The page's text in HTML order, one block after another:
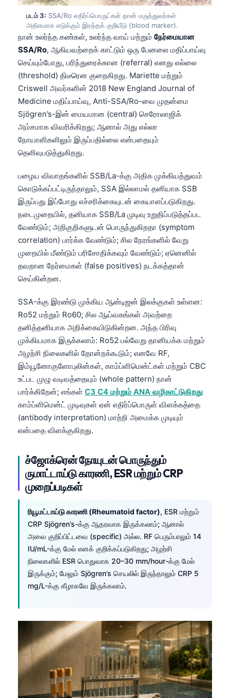
படம் 3: SSA/Ro எதிர்ப்பொருட்கள் தான் மருத்துவர்கள்
அதிகமாக எடுக்கும் இரத்தக் குறியீடு (blood marker).
நான் உலர்ந்த கண்கள், உலர்ந்த வாய் மற்றும் நேர்மையான
SSA/Ro, ஆகியவற்றைக் காட்டும் ஒரு பேனலை மதிப்பாய்வு
செய்யும்போது, பரிந்துரைக்கான (referral) எனது எல்லை
(threshold) திடீரென குறைகிறது. Mariette மற்றும்
Criswell அவர்களின் 2018 New England Journal of
Medicine மதிப்பாய்வு, Anti-SSA/Ro-வை முதன்மை
Sjögren’s-இன் மையமான (central) செரோலாஜிக்
அம்சமாக விவரிக்கிறது; ஆனால் அது எல்லா
நோயாளிகளிலும் இருப்பதில்லை என்பதையும்
தெளிவுபடுத்துகிறது.
பழைய விவாதங்களில் SSB/La-க்கு அதிக முக்கியத்துவம்
கொடுக்கப்பட்டிருந்தாலும், SSA இல்லாமல் தனியாக SSB
இருப்பது இப்போது எச்சரிக்கையுடன் கையாளப்படுகிறது.
நடைமுறையில், தனியாக SSB/La முடிவு உறுதிப்படுத்தப்பட
வேண்டும்; அறிகுறிகளுடன் பொருந்துகிறதா (symptom
correlation) பார்க்க வேண்டும்; சில நேரங்களில் வேறு
முறையில் மீண்டும் பரிசோதிக்கவும் வேண்டும்; ஏனெனில்
தவறான நேர்மைகள் (false positives) நடக்கத்தான்
செய்கின்றன.
SSA-க்கு இரண்டு முக்கிய ஆன்டிஜன் இலக்குகள் உள்ளன:
Ro52 மற்றும் Ro60; சில ஆய்வகங்கள் அவற்றை
தனித்தனியாக அறிக்கையிடுகின்றன. அந்த பிரிவு
முக்கியமாக இருக்கலாம்: Ro52 பல்வேறு தானியக்க மற்றும்
அழற்சி நிலைகளில் தோன்றக்கூடும்; எனவே RF,
இம்யூனோகுளோபுலின்கள், காம்ப்ளிமென்ட்கள் மற்றும் CBC
உட்பட முழு வடிவத்தையும் (whole pattern) நான்
பார்க்கிறேன்; எங்கள் C3 C4 மற்றும் ANA வழிகாட்டுகிறது
காம்ப்ளிமென்ட் முடிவுகள் ஏன் எதிர்ப்பொருள் விளக்கத்தை
(antibody interpretation) மாற்றி அமைக்க முடியும்
என்பதை விளக்குகிறது.
ச்ஜோக்ரென் நோயுடன் பொருந்தும்
ருமாட்டாய்டு காரணி, ESR மற்றும் CRP
முறைப்படிகள்
ரியூமட்டாய்டு காரணி (Rheumatoid factor), ESR மற்றும்
CRP Sjögren’s-க்கு ஆதரவாக இருக்கலாம்; ஆனால்
அவை குறிப்பிட்டவை (specific) அல்ல. RF பெரும்பாலும் 14
IU/mL-க்கு மேல் எனக் குறிக்கப்படுகிறது; அழற்சி
நிலைகளில் ESR பொதுவாக 20–30 mm/hour-க்கு மேல்
இருக்கும்; மேலும் Sjögren’s செயலில் இருந்தாலும் CRP 5
mg/L-க்கு கீழாகவே இருக்கலாம்.